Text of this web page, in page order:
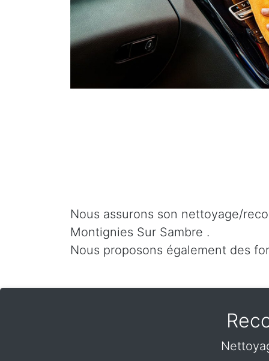
Nous assurons son nettoyage/
Montignies Sur Sambre .
Nous proposons également des